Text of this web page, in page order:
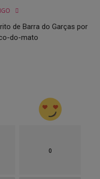
de Barra do Garças por
do-mato
0